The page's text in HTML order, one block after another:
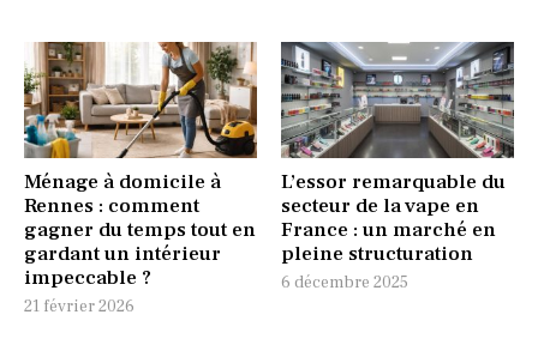
Ménage à domicile à
Rennes : comment
gagner du temps tout en
gardant un intérieur
impeccable ?
21 février 2026
L’essor remarquable du
secteur de la vape en
France : un marché en
pleine structuration
6 décembre 2025